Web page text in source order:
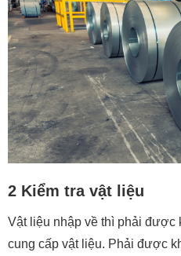
2 Kiểm tra vật liệu
Vật liệu nhập về thì phải được
cung cấp vật liệu. Phải được